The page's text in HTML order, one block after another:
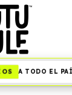
A TODO EL PAÍS